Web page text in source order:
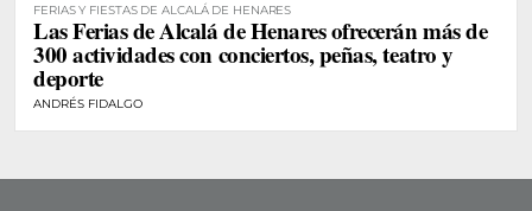
FERIAS Y FIESTAS DE ALCALÁ DE HENARES
Las Ferias de Alcalá de Henares ofrecerán más de
300 actividades con conciertos, peñas, teatro y
deporte
ANDRÉS FIDALGO